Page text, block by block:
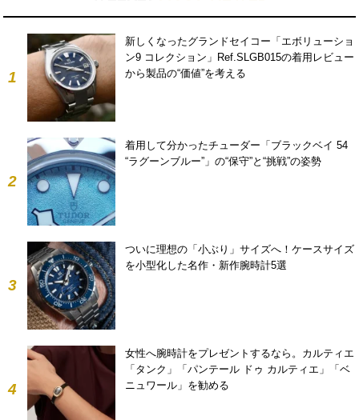
1
新しくなったグランドセイコー「エボリューショ
ン9 コレクション」Ref.SLGB015の着用レビュー
から製品の“価値”を考える
2
着用して分かったチューダー「ブラックベイ 54
“ラグーンブルー”」の“保守”と“挑戦”の姿勢
3
ついに理想の「小ぶり」サイズへ！ケースサイズ
を小型化した名作・新作腕時計5選
4
女性へ腕時計をプレゼントするなら。カルティエ
「タンク」「パンテール ドゥ カルティエ」「ベ
ニュワール」を勧める